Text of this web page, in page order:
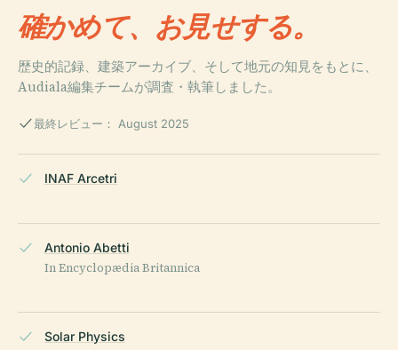
確かめて、お見せする。
歴史的記録、建築アーカイブ、そして地元の知見をもとに、
Audiala編集チームが調査・執筆しました。
最終レビュー： August 2025
INAF Arcetri
Antonio Abetti
In Encyclopædia Britannica
Solar Physics